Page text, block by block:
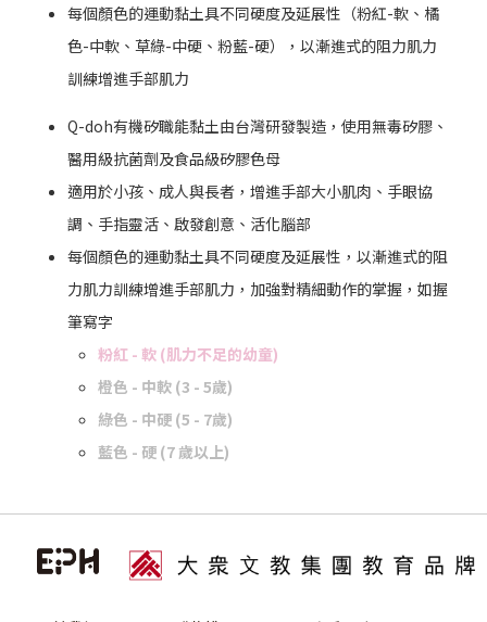
每個顏色的運動黏土具不同硬度及延展性（粉紅-軟、橘
色-中軟、草綠-中硬、粉藍-硬），以漸進式的阻力肌力
訓練增進手部肌力
Q-doh有機矽職能黏土由台灣研發製造，使用無毒矽膠、
醫用級抗菌劑及食品級矽膠色母
適用於小孩、成人與長者，增進手部大小肌肉、手眼協
調、手指靈活、啟發創意、活化腦部
每個顏色的運動黏土具不同硬度及延展性，以漸進式的阻
力肌力訓練增進手部肌力，加強對精細動作的掌握，如握
筆寫字
粉紅 - 軟 (肌力不足的幼童)
橙色 - 中軟 (3 - 5歲)
綠色 - 中硬 (5 - 7歲)
藍色 - 硬 (7 歲以上)